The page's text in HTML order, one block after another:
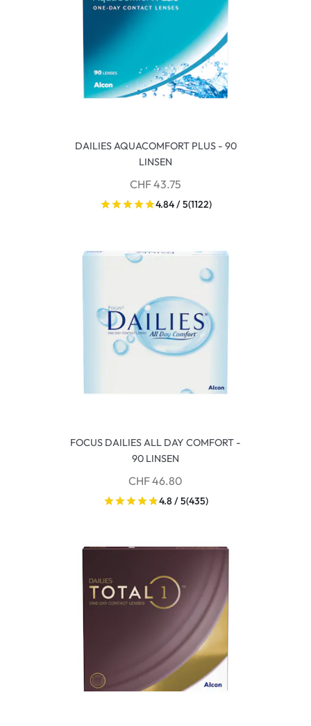
DAILIES AQUACOMFORT PLUS - 90
LINSEN
CHF 43.75
4.84 / 5(1122)
FOCUS DAILIES ALL DAY COMFORT -
90 LINSEN
CHF 46.80
4.8 / 5(435)